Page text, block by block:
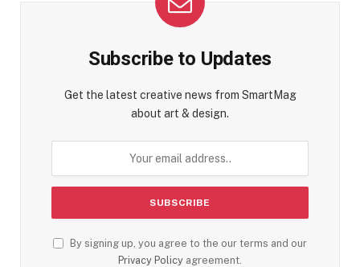
Subscribe to Updates
Get the latest creative news from SmartMag
about art & design.
By signing up, you agree to the our terms and our
Privacy Policy agreement.